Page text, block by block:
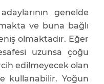
genelde
ve buna bağlı
olmaktadır. Eğer
uzunsa çoğu
edilmeyecek olan
kullanabilir. Yoğun